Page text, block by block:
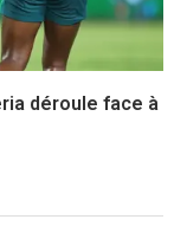
déroule face à